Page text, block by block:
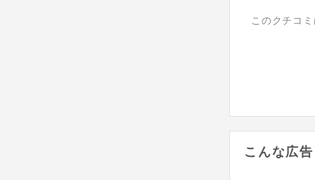
このクチコ
こんな広